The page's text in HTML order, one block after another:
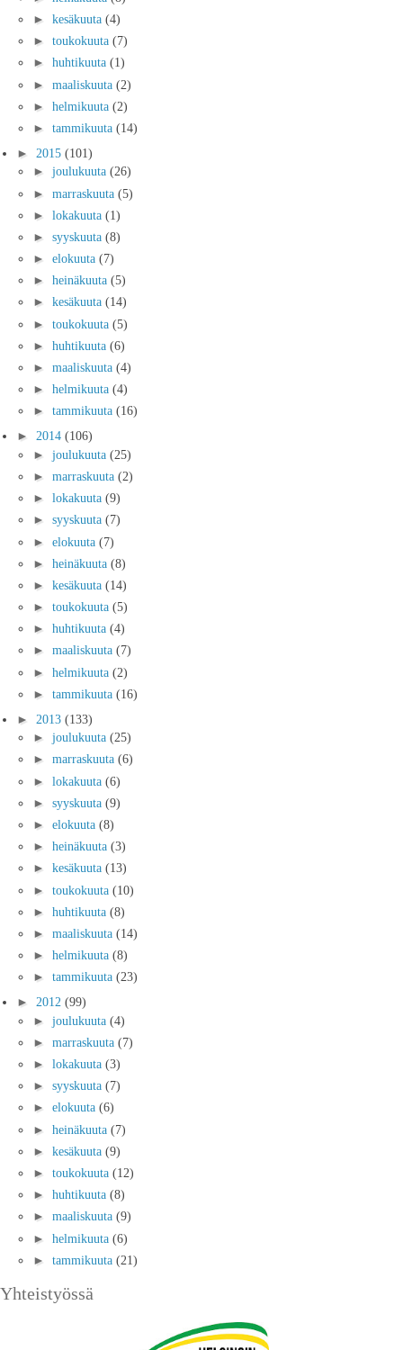
► kesäkuuta (4)
► toukokuuta (7)
► huhtikuuta (1)
► maaliskuuta (2)
► helmikuuta (2)
► tammikuuta (14)
► 2015 (101)
► joulukuuta (26)
► marraskuuta (5)
► lokakuuta (1)
► syyskuuta (8)
► elokuuta (7)
► heinäkuuta (5)
► kesäkuuta (14)
► toukokuuta (5)
► huhtikuuta (6)
► maaliskuuta (4)
► helmikuuta (4)
► tammikuuta (16)
► 2014 (106)
► joulukuuta (25)
► marraskuuta (2)
► lokakuuta (9)
► syyskuuta (7)
► elokuuta (7)
► heinäkuuta (8)
► kesäkuuta (14)
► toukokuuta (5)
► huhtikuuta (4)
► maaliskuuta (7)
► helmikuuta (2)
► tammikuuta (16)
► 2013 (133)
► joulukuuta (25)
► marraskuuta (6)
► lokakuuta (6)
► syyskuuta (9)
► elokuuta (8)
► heinäkuuta (3)
► kesäkuuta (13)
► toukokuuta (10)
► huhtikuuta (8)
► maaliskuuta (14)
► helmikuuta (8)
► tammikuuta (23)
► 2012 (99)
► joulukuuta (4)
► marraskuuta (7)
► lokakuuta (3)
► syyskuuta (7)
► elokuuta (6)
► heinäkuuta (7)
► kesäkuuta (9)
► toukokuuta (12)
► huhtikuuta (8)
► maaliskuuta (9)
► helmikuuta (6)
► tammikuuta (21)
Yhteistyössä